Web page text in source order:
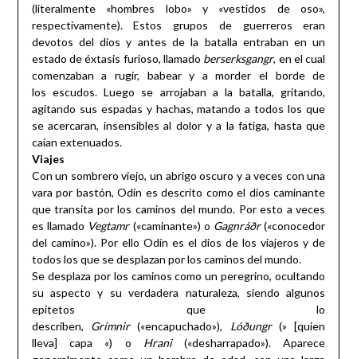
(literalmente «hombres lobo» y «vestidos de oso»,
respectivamente). Estos grupos de guerreros eran
devotos del dios y antes de la batalla entraban en un
estado de éxtasis furioso, llamado berserksgangr, en el cual
comenzaban a rugir, babear y a morder el borde de
los escudos. Luego se arrojaban a la batalla, gritando,
agitando sus espadas y hachas, matando a todos los que
se acercaran, insensibles al dolor y a la fatiga, hasta que
caían extenuados.
Viajes
Con un sombrero viejo, un abrigo oscuro y a veces con una
vara por bastón, Odín es descrito como el dios caminante
que transita por los caminos del mundo. Por esto a veces
es llamado Vegtamr(«caminante») o Gagnráðr(«conocedor
del camino»). Por ello Odín es el dios de los viajeros y de
todos los que se desplazan por los caminos del mundo.
Se desplaza por los caminos como un peregrino, ocultando
su aspecto y su verdadera naturaleza, siendo algunos
epítetos que lo
describen, Grímnir(«encapuchado»), Lóðungr(» [quien
lleva] capa «) o Hrani(«desharrapado»). Aparece